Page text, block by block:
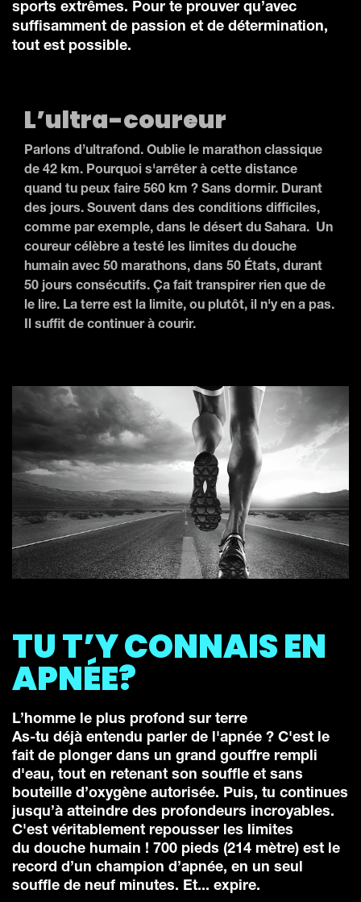
sports extrêmes. Pour te prouver qu’avec
suffisamment de passion et de détermination,
tout est possible.
L’ultra-coureur
Parlons d’ultrafond. Oublie le marathon classique
de 42 km. Pourquoi s'arrêter à cette distance
quand tu peux faire 560 km ? Sans dormir. Durant
des jours. Souvent dans des conditions difficiles,
comme par exemple, dans le désert du Sahara. Un
coureur célèbre a testé les limites du douche
humain avec 50 marathons, dans 50 États, durant
50 jours consécutifs. Ça fait transpirer rien que de
le lire. La terre est la limite, ou plutôt, il n'y en a pas.
Il suffit de continuer à courir.
TU T’Y CONNAIS EN
APNÉE?
L’homme le plus profond sur terre
As-tu déjà entendu parler de l'apnée ? C'est le
fait de plonger dans un grand gouffre rempli
d'eau, tout en retenant son souffle et sans
bouteille d’oxygène autorisée. Puis, tu continues
jusqu’à atteindre des profondeurs incroyables.
C'est véritablement repousser les limites
du douche humain ! 700 pieds (214 mètre) est le
record d’un champion d’apnée, en un seul
souffle de neuf minutes. Et... expire.